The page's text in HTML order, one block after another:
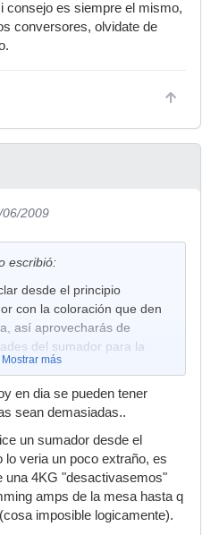
consejo es siempre el mismo,
conversores, olvidate de
06/2009
escribió:
desde el principio
con la coloración que den
así aprovecharás de
del sumador para la
Mostrar más
en dia se pueden tener
sean demasiadas..
un sumador desde el
lo veria un poco extraño, es
una 4KG "desactivasemos"
amps de la mesa hasta q
imposible logicamente).